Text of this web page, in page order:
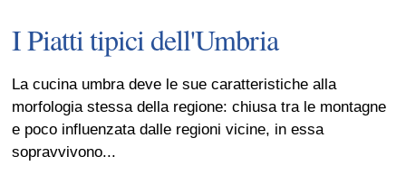
I Piatti tipici dell'Umbria
La cucina umbra deve le sue caratteristiche alla
morfologia stessa della regione: chiusa tra le montagne
e poco influenzata dalle regioni vicine, in essa
sopravvivono...